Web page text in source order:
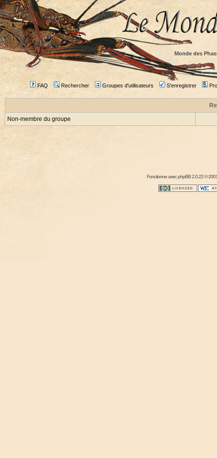
Monde des
FAQ Rechercher Groupes d'utilisateurs S'enregistrer
Non-membre du groupe
Fonctionne avecphpBB2.0.22 ©